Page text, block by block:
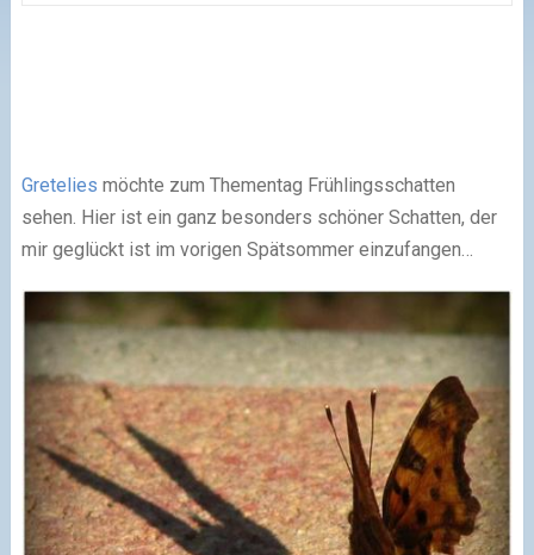
Gretelies möchte zum Thementag Frühlingsschatten
sehen. Hier ist ein ganz besonders schöner Schatten, der
mir geglückt ist im vorigen Spätsommer einzufangen…